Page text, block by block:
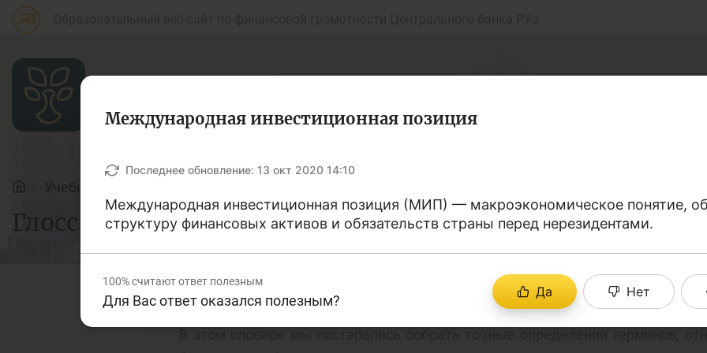
Для банковских
агентов
Деньги Депозит
Кредит
Учебные материалы
Глоссарий
Международная инвестиционная позиция
Последнее обновление: 13 окт 2020 14:10
Международная инвестиционная позиция (МИП) — макроэкономическое понятие,
структуру финансовых активов и обязательств страны перед нерезидентами.
100%считают ответ полезным
Для Вас ответ оказался полезным?
Да Нет